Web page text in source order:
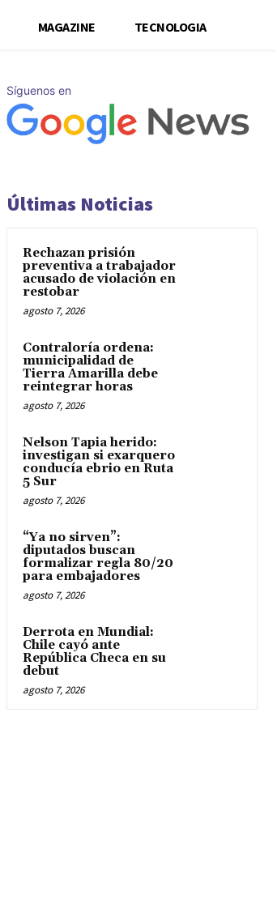
MAGAZINE TECNOLOGIA
Síguenos en
Últimas Noticias
Rechazan prisión
preventiva a trabajador
acusado de violación en
restobar
agosto 7, 2026
Contraloría ordena:
municipalidad de
Tierra Amarilla debe
reintegrar horas
agosto 7, 2026
Nelson Tapia herido:
investigan si exarquero
conducía ebrio en Ruta
5 Sur
agosto 7, 2026
“Ya no sirven”:
diputados buscan
formalizar regla 80/20
para embajadores
agosto 7, 2026
Derrota en Mundial:
Chile cayó ante
República Checa en su
debut
agosto 7, 2026